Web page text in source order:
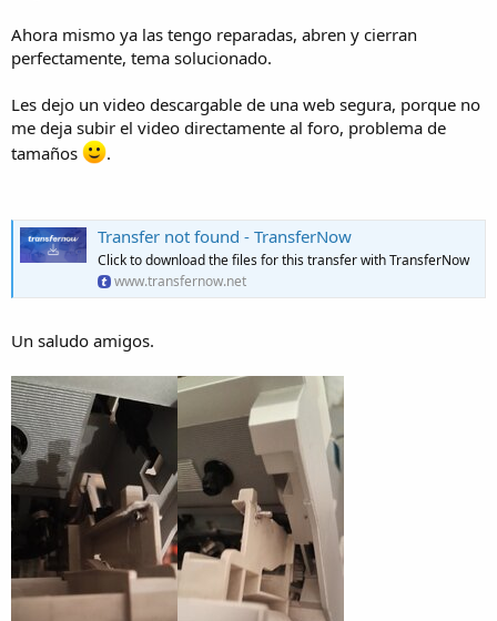
Ahora mismo ya las tengo reparadas, abren y cierran
perfectamente, tema solucionado.
Les dejo un video descargable de una web segura, porque no
me deja subir el video directamente al foro, problema de
tamaños
.
Transfer not found - TransferNow
Click to download the files for this transfer with TransferNow
www.transfernow.net
Un saludo amigos.